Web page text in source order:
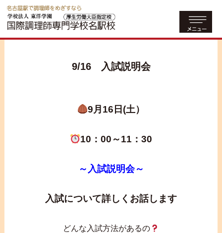
9/16 入試説明会
9月16日(土）
10：00～11：30
～入試説明会～
入試について詳しくお話します
どんな入試方法があるの